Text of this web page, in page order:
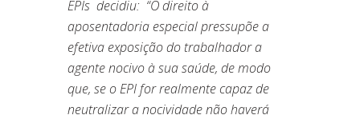
EPIs decidiu: “O direito à
aposentadoria especial pressupõe a
efetiva exposição do trabalhador a
agente nocivo à sua saúde, de modo
que, se o EPI for realmente capaz de
neutralizar a nocividade não haverá